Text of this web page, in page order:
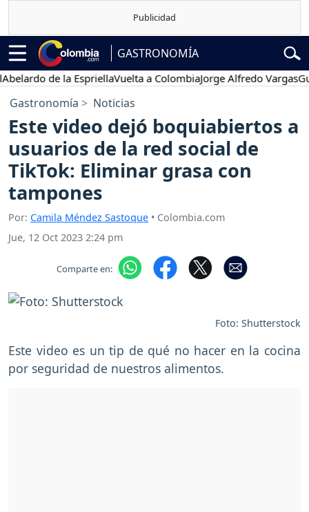
GASTRONOMÍA
de la EspriellaVuelta a ColombiaJorge Alfredo Vargas
Gastronomía Noticias
Este video dejó boquiabiertos a
usuarios de la red social de
TikTok: Eliminar grasa con
tampones
Por: Camila Méndez Sastoque • Colombia.com
Jue, 12 Oct 2023 2:24 pm
Comparte en:
Foto: Shutterstock
Este video es un tip de qué no hacer en la cocina
por seguridad de nuestros alimentos.